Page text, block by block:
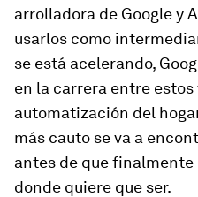
arrolladora de Google y
usarlos como
se está acelerando,
en la carrera entre
automatización del
más cauto se va a
antes de que
donde quiere que ser.